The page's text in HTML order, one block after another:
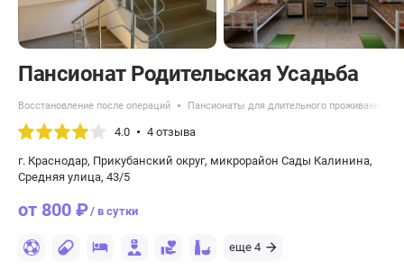
Пансионат Родительская Усадьба
Восстановление после операций Пансионаты для длительного проживания
4.0 4 отзыва
г. Краснодар, Прикубанский округ, микрорайон Сады Калинина,
Средняя улица, 43/5
от 800 ₽/ в сутки
еще 4